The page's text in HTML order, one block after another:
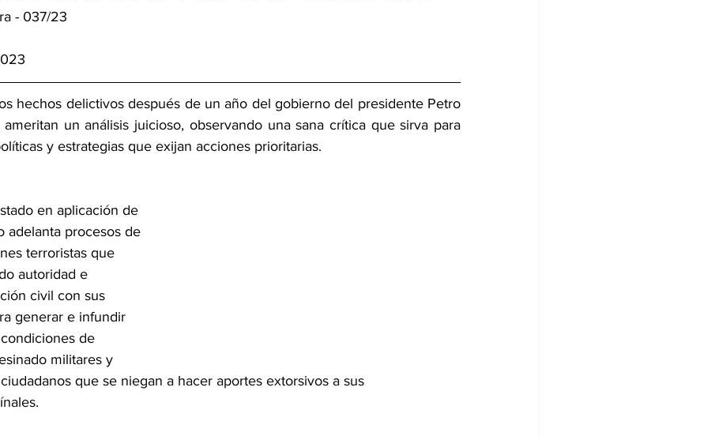
- 037/23
hechos delictivos después de un año del gobierno del presidente Petro
un análisis juicioso, observando una sana crítica que sirva para
y estrategias que exijan acciones prioritarias.
en aplicación de
adelanta procesos de
terroristas que
autoridad e
civil con sus
generar e infundir
de
militares y
que se niegan a hacer aportes extorsivos a sus